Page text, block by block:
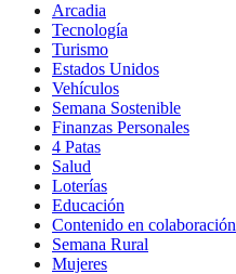
Arcadia
Tecnología
Turismo
Estados Unidos
Vehículos
Semana Sostenible
Finanzas Personales
4 Patas
Salud
Loterías
Educación
Contenido en colaboración
Semana Rural
Mujeres